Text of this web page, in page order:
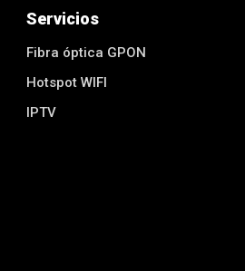
Servicios
Fibra óptica GPON
Hotspot WIFI
IPTV